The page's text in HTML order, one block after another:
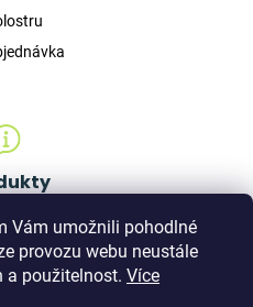
Vám umožnili pohodlné
provozu webu neustále
a použitelnost. Více
stravy
děti